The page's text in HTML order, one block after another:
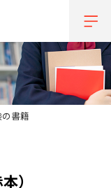
書籍
）